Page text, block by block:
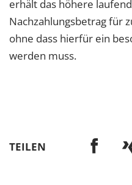
erhält das höhere
Nachzahlungsbetrag für
ohne dass hierfür ein
werden muss.
TEILEN